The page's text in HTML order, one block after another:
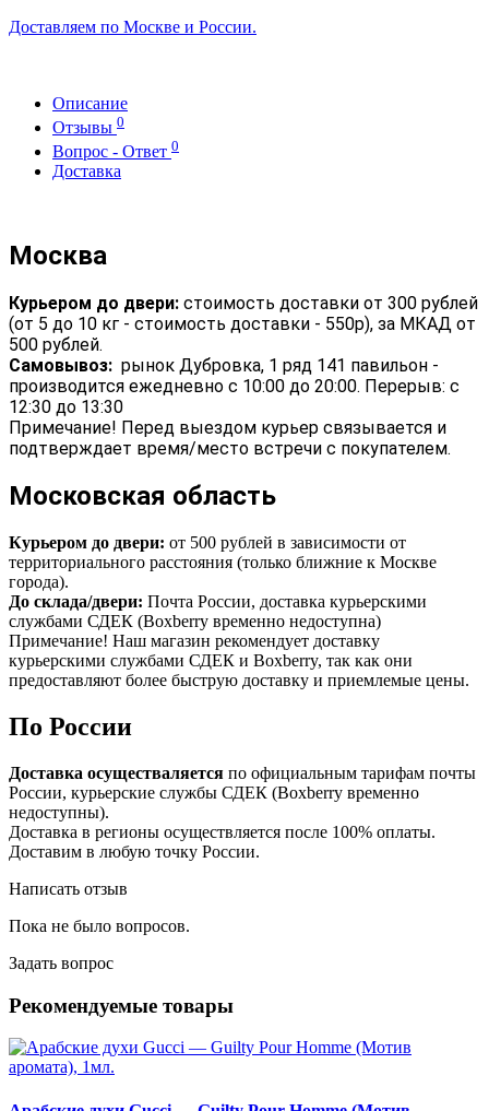
Доставляем по Москве и России.
Описание
Отзывы 0
Вопрос - Ответ 0
Доставка
Москва
Курьером до двери: стоимость доставки от 300 рублей
(от 5 до 10 кг - стоимость доставки - 550р), за МКАД от
500 рублей.
Самовывоз: рынок Дубровка, 1 ряд 141 павильон -
производится ежедневно с 10:00 до 20:00. Перерыв: с
12:30 до 13:30
Примечание! Перед выездом курьер связывается и
подтверждает время/место встречи с покупателем.
Московская область
Курьером до двери: от 500 рублей в зависимости от
территориального расстояния (только ближние к Москве
города).
До склада/двери: Почта России, доставка курьерскими
службами СДЕК (Boxberry временно недоступна)
Примечание! Наш магазин рекомендует доставку
курьерскими службами СДЕК и Boxberry, так как они
предоставляют более быструю доставку и приемлемые цены.
По России
Доставка осуществаляется по официальным тарифам почты
России, курьерские службы СДЕК (Boxberry временно
недоступны).
Доставка в регионы осуществляется после 100% оплаты.
Доставим в любую точку России.
Написать отзыв
Пока не было вопросов.
Задать вопрос
Рекомендуемые товары